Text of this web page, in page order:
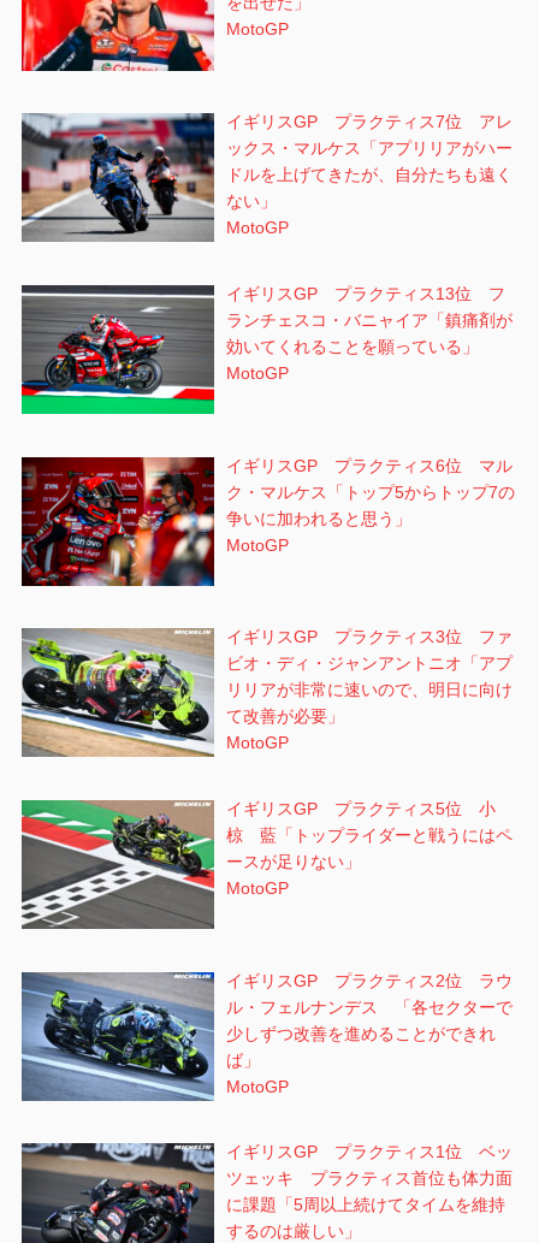
MotoGP
イギリスGP プラクティス7位 アレ
ックス・マルケス「アプリリアがハー
ドルを上げてきたが、自分たちも遠く
ない」
MotoGP
イギリスGP プラクティス13位 フ
ランチェスコ・バニャイア「鎮痛剤が
効いてくれることを願っている」
MotoGP
イギリスGP プラクティス6位 マル
ク・マルケス「トップ5からトップ7の
争いに加われると思う」
MotoGP
イギリスGP プラクティス3位 ファ
ビオ・ディ・ジャンアントニオ「アプ
リリアが非常に速いので、明日に向け
て改善が必要」
MotoGP
イギリスGP プラクティス5位 小
椋 藍「トップライダーと戦うにはペ
ースが足りない」
MotoGP
イギリスGP プラクティス2位 ラウ
ル・フェルナンデス 「各セクターで
少しずつ改善を進めることができれ
ば」
MotoGP
イギリスGP プラクティス1位 ベッ
ツェッキ プラクティス首位も体力面
に課題「5周以上続けてタイムを維持
するのは厳しい」